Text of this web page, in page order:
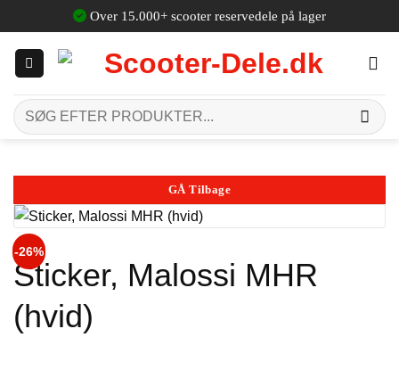
til
indhold
Over 15.000+ scooter reservedele på lager
Søg
efter:
GÅ Tilbage
-26%
Sticker, Malossi MHR
(hvid)